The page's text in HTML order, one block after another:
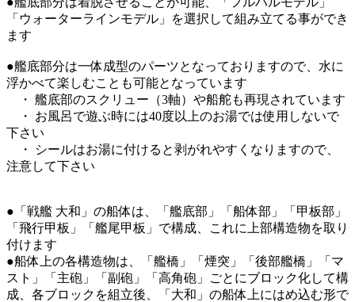
「ウォーターラインモデル」を選択して組み立てる事ができ
ます
●艦底部分は一体成型のパーツとなっておりますので、水に
浮かべて楽しむことも可能となっています
・ 艦底部のスクリュー（3軸）や船舵も再現されています
・ お風呂で遊ぶ時には40度以上のお湯では使用しないで
下さい
・ シールはお湯に付けると剥がれやすくなりますので、
注意して下さい
●「戦艦 大和」の船体は、「艦底部」「船体部」「甲板部」
「飛行甲板」「艦尾甲板」で構成、これに上部構造物を取り
付けます
●船体上の各構造物は、「艦橋」「煙突」「後部艦橋」「マ
スト」「主砲」「副砲」「高角砲」ごとにブロック化して構
成、各ブロックを組立後、「大和」の船体上にはめ込む形で